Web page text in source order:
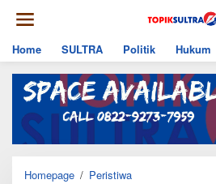
content
Home
SULTRA Politik Hukum
Homepage / PeristiwaSatu